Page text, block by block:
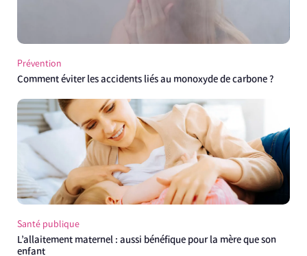
Prévention
Comment éviter les accidents liés au monoxyde de carbone ?
Santé publique
L’allaitement maternel : aussi bénéfique pour la mère que son
enfant